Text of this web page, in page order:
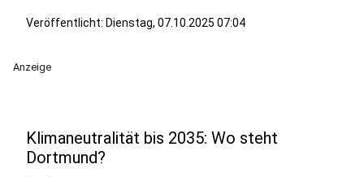
Veröffentlicht: Dienstag, 07.10.2025 07:04
Anzeige
Klimaneutralität bis 2035: Wo steht
Dortmund?